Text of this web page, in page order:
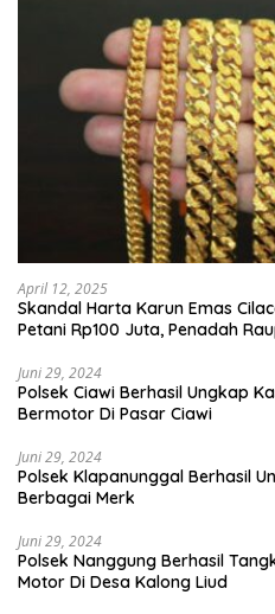
April 12, 2025
Skandal Harta Karun Emas
Petani Rp100 Juta, Penadah
Juni 29, 2024
Polsek Ciawi Berhasil Ungkap
Bermotor Di Pasar Ciawi
Juni 29, 2024
Polsek Klapanunggal Berhasil
Berbagai Merk
Juni 29, 2024
Polsek Nanggung Berhasil
Motor Di Desa Kalong Liud